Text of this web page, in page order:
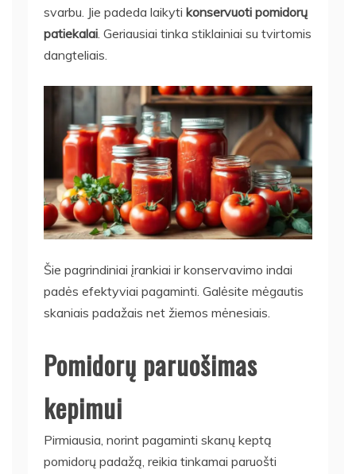
svarbu. Jie padeda laikyti konservuoti pomidorų
patiekalai. Geriausiai tinka stiklainiai su tvirtomis
dangteliais.
Šie pagrindiniai įrankiai ir konservavimo indai
padės efektyviai pagaminti. Galėsite mėgautis
skaniais padažais net žiemos mėnesiais.
Pomidorų paruošimas
kepimui
Pirmiausia, norint pagaminti skanų keptą
pomidorų padažą, reikia tinkamai paruošti